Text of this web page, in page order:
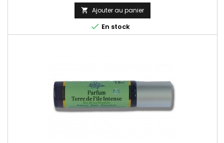
 Ajouter au panier
 En stock